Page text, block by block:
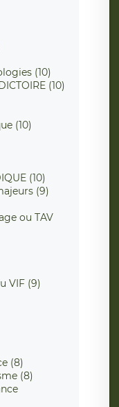
(10)
(10)
(10)
(10)
(9)
ou TAV
VIF (9)
(8)
(8)